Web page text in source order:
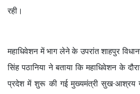
रही।
महाधिवेशन में भाग लेने के उपरांत शाहपुर
सिंह पठानिया ने बताया कि महाधिवेशन के
प्रदेश में शुरू की गई मुख्यमंत्री सुख-आश्रय